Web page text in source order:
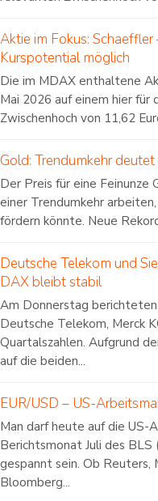
Aktie im Fokus:
Kurspotential möglich
Die im MDAX enthaltene
Mai 2026 auf einem hier für
Zwischenhoch von 11,62
Gold: Trendumkehr
Der Preis für eine
einer Trendumkehr
fördern könnte. Neue
Deutsche Telekom und
DAX bleibt stabil
Am Donnerstag
Deutsche Telekom, Merck
Quartalszahlen. Aufgrund
auf die beiden...
EUR/USD – US-
Man darf heute auf die
Berichtsmonat Juli des
gespannt sein. Ob Reuters,
Bloomberg...